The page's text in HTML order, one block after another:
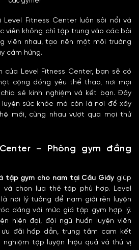
Fitness Center luôn sôi nổi và
viên không chỉ tập trung vào các bài
viên nhau, tạo nên một môi trường
cảm hứng.
của Level Fitness Center, bạn sẽ có
cộng đồng yêu thể thao, nơi mọi
sẻ kinh nghiệm và kết bạn. Đây
sức khỏe mà còn là nơi để xây
mới, cùng nhau vượt qua mọi thử
– Phòng gym đẳng
tập gym cho nam tại Cầu Giấy giúp
chọn lựa thẻ tập phù hợp. Level
nơi lý tưởng để nam giới rèn luyện
dáng với mức giá tập gym hợp lý.
hiện đại, đội ngũ huấn luyện viên
đãi hấp dẫn, trung tâm cam kết
tập luyện hiệu quả và thú vị